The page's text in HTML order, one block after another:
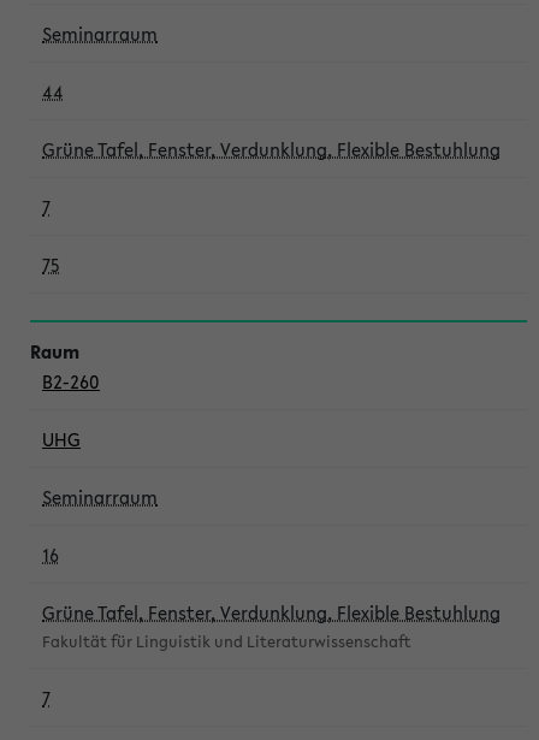
Seminarraum
44
Grüne Tafel, Fenster, Verdunklung, Flexible Bestuhlung
7
75
B2-260
UHG
Seminarraum
16
Grüne Tafel, Fenster, Verdunklung, Flexible Bestuhlung
Fakultät für Linguistik und Literaturwissenschaft
7